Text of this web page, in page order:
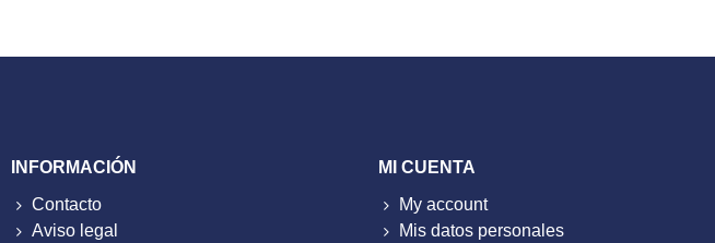
INFORMACIÓN
Contacto
Aviso legal
MI CUENTA
My account
Mis datos personales